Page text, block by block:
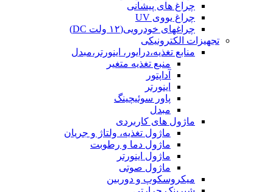
چراغ های پیشانی
چراغ یووی UV
چراغهای خودرویی(۱۲ ولت DC)
تجهیزات الکترونیکی
منابع تغذیه،درایور، اینورتر،مبدل
منبع تغذیه متغیر
آداپتور
اینورتر
پاور سوئیچینگ
مبدل
ماژول های کاربردی
ماژول تغذیه، ولتاژ و جریان
ماژول دما و رطوبت
ماژول اینورتر
ماژول صوتی
میکروسکوپ و دوربین